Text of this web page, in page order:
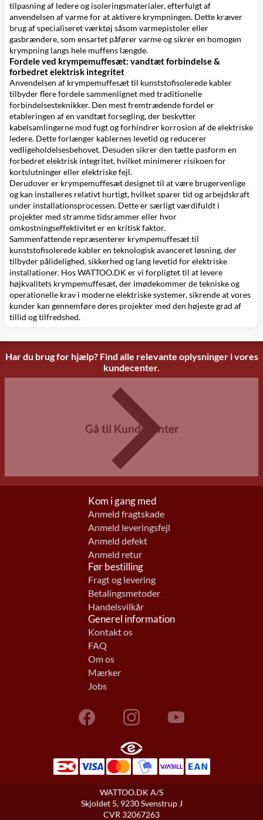
tilpasning af ledere og isoleringsmaterialer, efterfulgt af
anvendelsen af varme for at aktivere krympningen. Dette kræver
brug af specialiseret værktøj såsom varmepistoler eller
gasbrændere, som ensartet påfører varme og sikrer en homogen
krympning langs hele muffens længde.
Fordele ved krympemuffesæt: vandtæt forbindelse &
forbedret elektrisk integritet
Anvendelsen af krympemuffesæt til kunststofisolerede kabler
tilbyder flere fordele sammenlignet med traditionelle
forbindelsesteknikker. Den mest fremtrædende fordel er
etableringen af en vandtæt forsegling, der beskytter
kabelsamlingerne mod fugt og forhindrer korrosion af de elektriske
ledere. Dette forlænger kablernes levetid og reducerer
vedligeholdelsesbehovet. Desuden sikrer den tætte pasform en
forbedret elektrisk integritet, hvilket minimerer risikoen for
kortslutninger eller elektriske fejl.
Derudover er krympemuffesæt designet til at være brugervenlige
og kan installeres relativt hurtigt, hvilket sparer tid og arbejdskraft
under installationsprocessen. Dette er særligt værdifuldt i
projekter med stramme tidsrammer eller hvor
omkostningseffektivitet er en kritisk faktor.
Sammenfattende repræsenterer krympemuffesæt til
kunststofisolerede kabler en teknologisk avanceret løsning, der
tilbyder pålidelighed, sikkerhed og lang levetid for elektriske
installationer. Hos WATTOO.DK er vi forpligtet til at levere
højkvalitets krympemuffesæt, der imødekommer de tekniske og
operationelle krav i moderne elektriske systemer, sikrende at vores
kunder kan gennemføre deres projekter med den højeste grad af
tillid og tilfredshed.
Har du brug for hjælp? Find alle relevante oplysninger i vores
kundecenter.
Gå til Kundecenter
Kom i gang med
Anmeld fragtskade
Anmeld leveringsfejl
Anmeld defekt
Anmeld retur
Før bestilling
Fragt og levering
Betalingsmetoder
Handelsvilkår
Generel information
Kontakt os
FAQ
Om os
Mærker
Jobs
WATTOO.DK A/S
Skjoldet 5, 9230 Svenstrup J
CVR 32067263